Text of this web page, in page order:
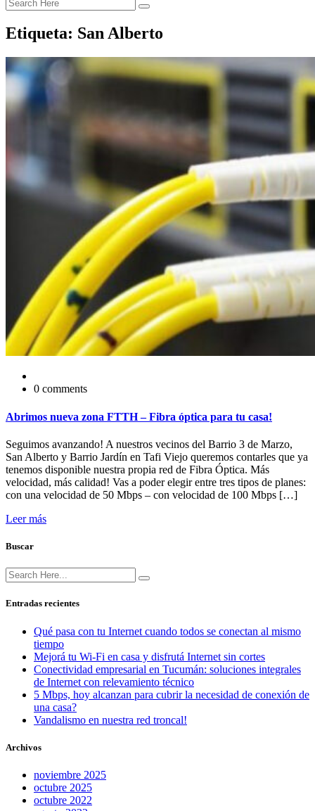
Etiqueta: San Alberto
0 comments
Abrimos nueva zona FTTH – Fibra óptica para tu casa!
Seguimos avanzando! A nuestros vecinos del Barrio 3 de Marzo,
San Alberto y Barrio Jardín en Tafi Viejo queremos contarles que ya
tenemos disponible nuestra propia red de Fibra Óptica. Más
velocidad, más calidad! Vas a poder elegir entre tres tipos de planes:
con una velocidad de 50 Mbps – con velocidad de 100 Mbps […]
Leer más
Buscar
Entradas recientes
Qué pasa con tu Internet cuando todos se conectan al mismo
tiempo
Mejorá tu Wi-Fi en casa y disfrutá Internet sin cortes
Conectividad empresarial en Tucumán: soluciones integrales
de Internet con relevamiento técnico
5 Mbps, hoy alcanzan para cubrir la necesidad de conexión de
una casa?
Vandalismo en nuestra red troncal!
Archivos
noviembre 2025
octubre 2025
octubre 2022